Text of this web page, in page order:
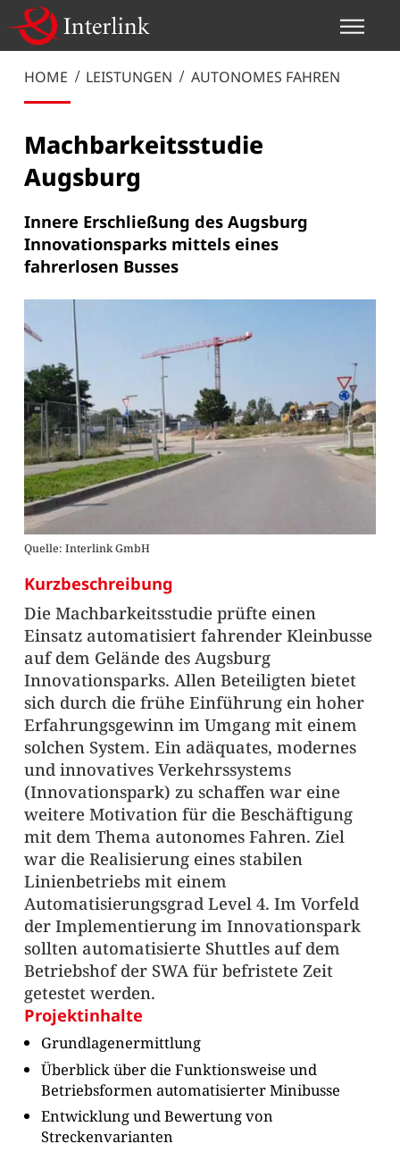
HOME LEISTUNGEN AUTONOMES FAHREN
Machbarkeitsstudie
Augsburg
Innere Erschließung des Augsburg
Innovationsparks mittels eines
fahrerlosen Busses
Quelle: Interlink GmbH
Kurzbeschreibung
Die Machbarkeitsstudie prüfte einen
Einsatz automatisiert fahrender Kleinbusse
auf dem Gelände des Augsburg
Innovationsparks. Allen Beteiligten bietet
sich durch die frühe Einführung ein hoher
Erfahrungsgewinn im Umgang mit einem
solchen System. Ein adäquates, modernes
und innovatives Verkehrssystems
(Innovationspark) zu schaffen war eine
weitere Motivation für die Beschäftigung
mit dem Thema autonomes Fahren. Ziel
war die Realisierung eines stabilen
Linienbetriebs mit einem
Automatisierungsgrad Level 4. Im Vorfeld
der Implementierung im Innovationspark
sollten automatisierte Shuttles auf dem
Betriebshof der SWA für befristete Zeit
getestet werden.
Projektinhalte
Grundlagenermittlung
Überblick über die Funktionsweise und
Betriebsformen automatisierter Minibusse
Entwicklung und Bewertung von
Streckenvarianten